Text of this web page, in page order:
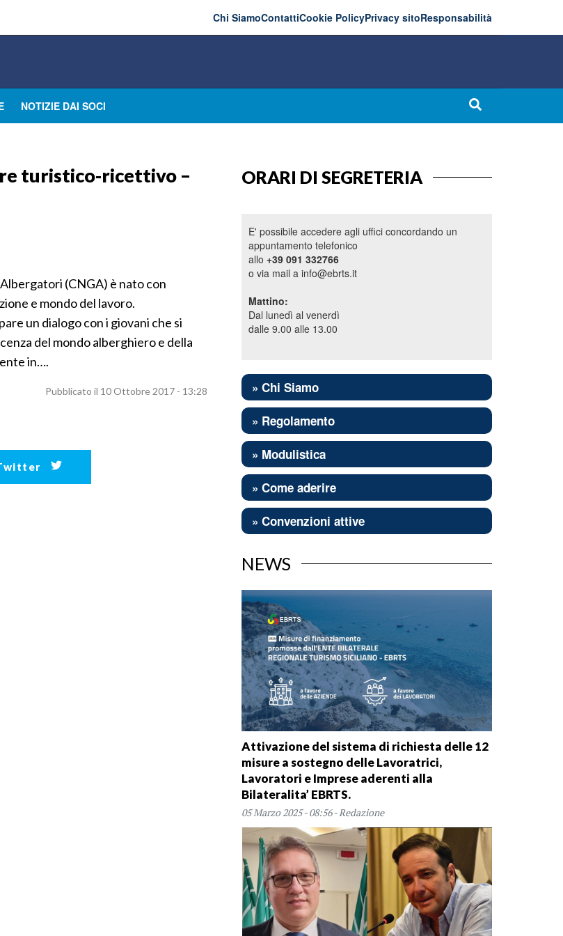
Chi SiamoContattiCookie PolicyPrivacy sitoResponsabilità
NOTIZIE DAI SOCI
turistico-ricettivo –
(CNGA) è nato con
e mondo del lavoro.
un dialogo con i giovani che si
del mondo alberghiero e della
in….
Pubblicato il 10 Ottobre 2017 - 13:28
ORARI DI SEGRETERIA
E' possibile accedere agli uffici concordando un
appuntamento telefonico
allo +39 091 332766
o via mail a info@ebrts.it
Mattino:
Dal lunedì al venerdì
dalle 9.00 alle 13.00
» Chi Siamo
» Regolamento
» Modulistica
» Come aderire
» Convenzioni attive
NEWS
Attivazione del sistema di richiesta delle 12
misure a sostegno delle Lavoratrici,
Lavoratori e Imprese aderenti alla
Bilateralita’ EBRTS.
05 Marzo 2025 - 08:56 - Redazione